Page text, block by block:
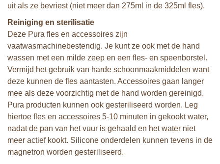
uit als ze bevriest (niet meer dan 275ml in de 325ml fles).
Reiniging en sterilisatie
Deze Pura fles en accessoires zijn
vaatwasmachinebestendig. Je kunt ze ook met de hand
wassen met een milde zeep en een fles- en speenborstel.
Vermijd het gebruik van harde schoonmaakmiddelen want
deze kunnen de fles aantasten. Accessoires gaan langer
mee als deze voorzichtig met de hand worden gereinigd.
Pura producten kunnen ook gesteriliseerd worden. Leg
hiertoe fles en accessoires 5-10 minuten in gekookt water,
nadat de pan van het vuur is gehaald en het water niet
meer actief kookt. Silicone onderdelen kunnen tevens in de
magnetron worden gesteriliseerd.